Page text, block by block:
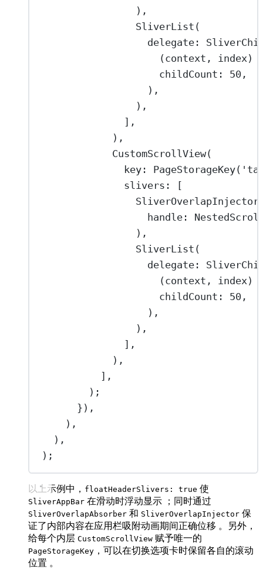
),
SliverList (
delegate :
(context, index)
childCount : 50 ,
),
),
],
),
CustomScrollView(
key : PageStorageKey(
slivers :
[
SliverOverlapInjector
handle :
),
SliverList (
delegate :
(context, index)
childCount : 50 ,
),
),
],
),
],
);
}),
),
),
);
以上示例中， floatHeaderSlivers: true 使
SliverAppBar 在滑动时浮动显示 ；同时通过
SliverOverlapAbsorber 和 SliverOverlapInjector 保
证了内部内容在应用栏吸附动画期间正确位移 。另外，
给每个内层 CustomScrollView 赋予唯一的
PageStorageKey ，可以在切换选项卡时保留各自的滚动
位置 。